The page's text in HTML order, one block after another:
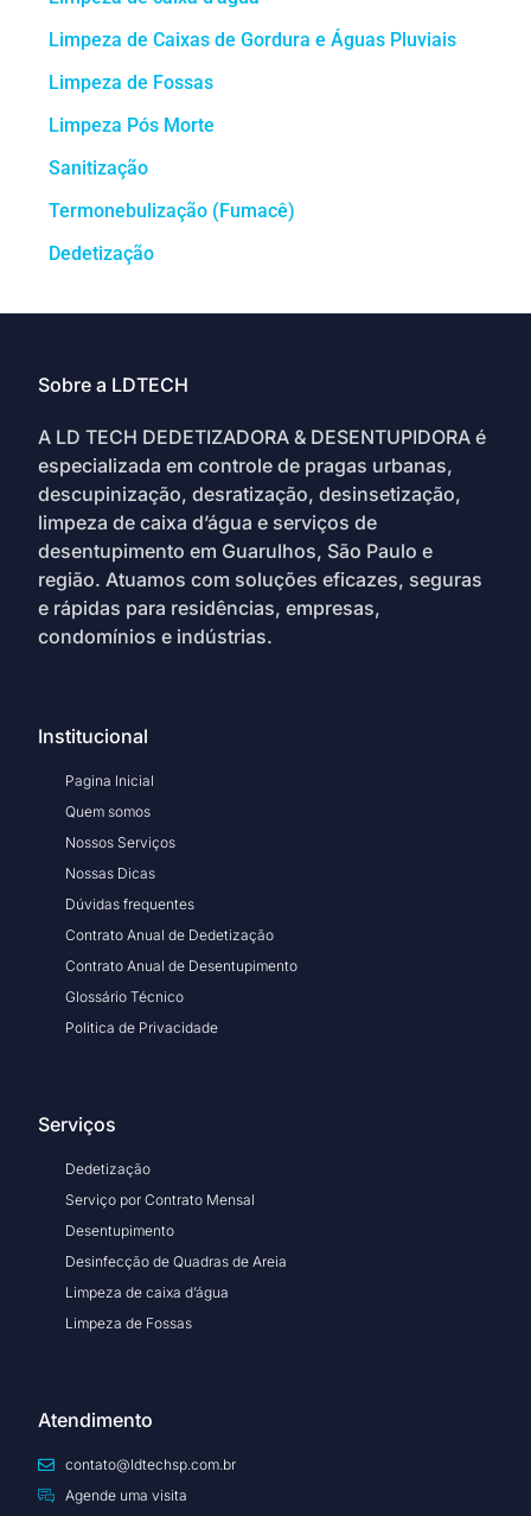
Limpeza de Caixas de Gordura e Águas Pluviais
Limpeza de Fossas
Limpeza Pós Morte
Sanitização
Termonebulização (Fumacê)
Dedetização
Sobre a LDTECH
A LD TECH DEDETIZADORA & DESENTUPIDORA é
especializada em controle de pragas urbanas,
descupinização, desratização, desinsetização,
limpeza de caixa d’água e serviços de
desentupimento em Guarulhos, São Paulo e
região. Atuamos com soluções eficazes, seguras
e rápidas para residências, empresas,
condomínios e indústrias.
Institucional
Pagina Inicial
Quem somos
Nossos Serviços
Nossas Dicas
Dúvidas frequentes
Contrato Anual de Dedetização
Contrato Anual de Desentupimento
Glossário Técnico
Politica de Privacidade
Serviços
Dedetização
Serviço por Contrato Mensal
Desentupimento
Desinfecção de Quadras de Areia
Limpeza de caixa d’água
Limpeza de Fossas
Atendimento
contato@ldtechsp.com.br
Agende uma visita